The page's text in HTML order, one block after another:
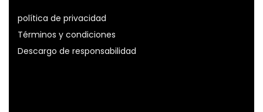
política de privacidad
Términos y condiciones
Descargo de responsabilidad